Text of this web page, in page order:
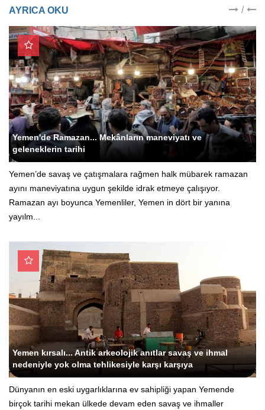
AYRICA OKU /
Yemen'de Ramazan... Mekânların maneviyatı ve
geleneklerin tarihi
Yemen’de savaş ve çatışmalara rağmen halk mübarek ramazan
ayını maneviyatına uygun şekilde idrak etmeye çalışıyor.
Ramazan ayı boyunca Yemenliler, Yemen in dört bir yanına
yayılm...
Yemen kırsalı... Antik arkeolojik anıtlar savaş ve ihmal
nedeniyle yok olma tehlikesiyle karşı karşıya
Dünyanın en eski uygarlıklarına ev sahipliği yapan Yemende
birçok tarihi mekan ülkede devam eden savaş ve ihmaller